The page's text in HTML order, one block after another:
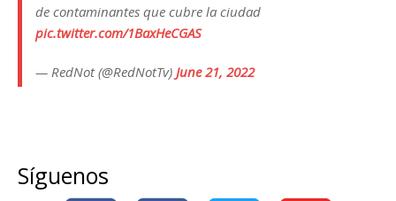
de contaminantes que cubre la ciudad
pic.twitter.com/1BaxHeCGAS
— RedNot (@RedNotTv) June 21, 2022
Síguenos